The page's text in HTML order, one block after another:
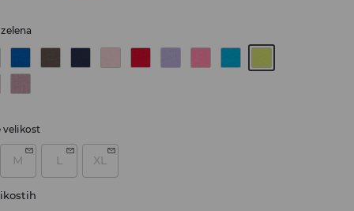
velikost
M L XL